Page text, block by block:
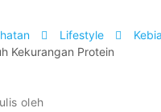
Lifestyle
Kekurangan Protein
oleh